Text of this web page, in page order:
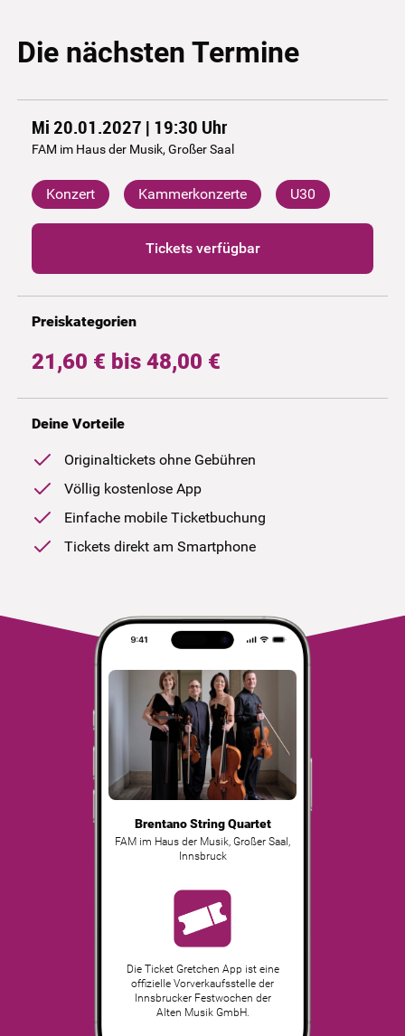
Die nächsten Termine
Mi 20.01.2027 | 19:30 Uhr
FAM im Haus der Musik, Großer Saal
Konzert Kammerkonzerte U30
Tickets verfügbar
Preiskategorien
21,60 € bis 48,00 €
Deine Vorteile
Originaltickets ohne Gebühren
Völlig kostenlose App
Einfache mobile Ticketbuchung
Tickets direkt am Smartphone
Brentano String Quartet
FAM im Haus der Musik, Großer Saal
Innsbruck
Die Ticket Gretchen App ist eine
offizielle Vorverkaufsstelle der
Innsbrucker Festwochen der
Alten Musik GmbH.